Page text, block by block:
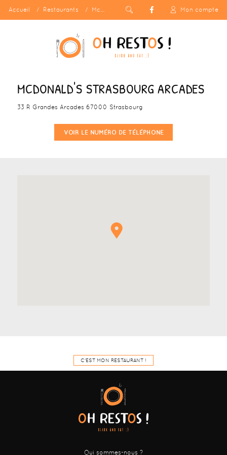
Accueil Restaurants McDonald's Strasbourg Arcades Mon compte
MCDONALD'S STRASBOURG ARCADES
33 R Grandes Arcades 67000 Strasbourg
VOIR LE NUMÉRO DE TÉLÉPHONE
C'EST MON RESTAURANT !
Qui sommes-nous ?